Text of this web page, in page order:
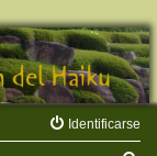
Identificarse